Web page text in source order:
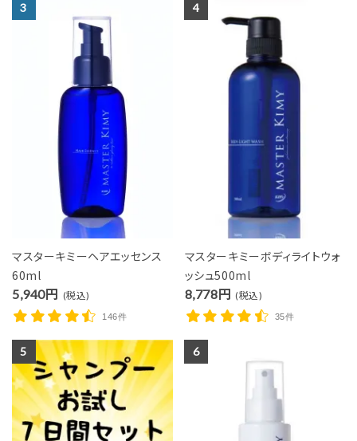
マスターキミーヘアエッセンス
60ml
5,940円 (税込)
146件
マスターキミーボディライトウォ
ッシュ500ml
8,778円 (税込)
35件